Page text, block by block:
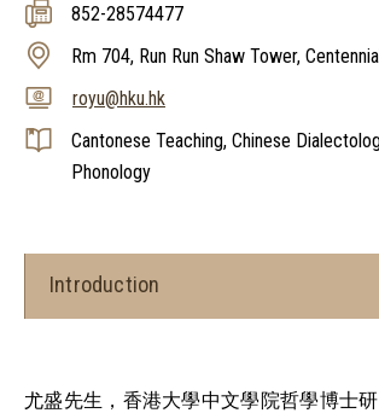
852-28574477
Rm 704, Run Run Shaw Tower,
royu@hku.hk
Cantonese Teaching, Chinese
Phonology
Introduction
尤盛先生，香港大學中文學院哲學博士